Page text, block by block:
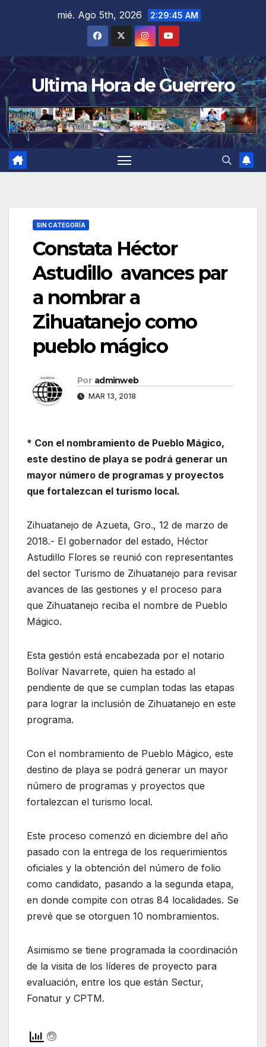
mié. Ago 5th, 2026 2:29:46 AM
Ultima Hora de Guerrero
SIN CATEGORÍA
Constata Héctor
Astudillo avances par
a nombrar a
Zihuatanejo como
pueblo mágico
Por adminweb
MAR 13, 2018
* Con el nombramiento de Pueblo Mágico,
este destino de playa se podrá generar un
mayor número de programas y proyectos
que fortalezcan el turismo local.
Zihuatanejo de Azueta, Gro., 12 de marzo de
2018.- El gobernador del estado, Héctor
Astudillo Flores se reunió con representantes
del sector Turismo de Zihuatanejo para revisar
avances de las gestiones y el proceso para
que Zihuatanejo reciba el nombre de Pueblo
Mágico.
Esta gestión está encabezada por el notario
Bolívar Navarrete, quien ha estado al
pendiente de que se cumplan todas las etapas
para lograr la inclusión de Zihuatanejo en este
programa.
Con el nombramiento de Pueblo Mágico, este
destino de playa se podrá generar un mayor
número de programas y proyectos que
fortalezcan el turismo local.
Este proceso comenzó en diciembre del año
pasado con la entrega de los requerimientos
oficiales y la obtención del número de folio
como candidato, pasando a la segunda etapa,
en donde compite con otras 84 localidades. Se
prevé que se otorguen 10 nombramientos.
Asimismo se tiene programada la coordinación
de la visita de los líderes de proyecto para
evaluación, entre los que están Sectur,
Fonatur y CPTM.